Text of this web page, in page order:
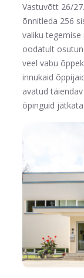
Vastuvõtt 26/
õnnitleda 256
valiku tegemise
oodatult
veel vabu
innukaid
avatud
õpinguid